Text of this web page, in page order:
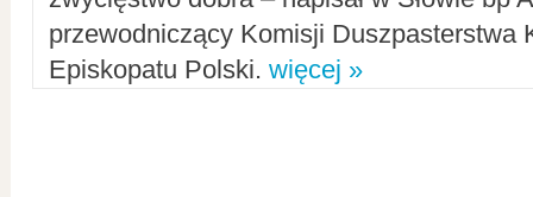
przewodniczący Komisji Duszpasterstwa
Episkopatu Polski. więcej »